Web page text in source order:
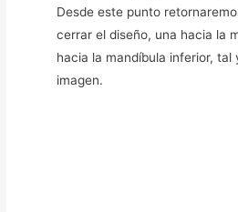
Desde este punto
cerrar el diseño, una hacia la
hacia la mandíbula inferior, tal
imagen.